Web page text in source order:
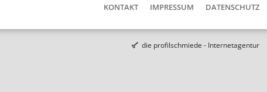
KONTAKT IMPRESSUM DATENSCHUTZ
die profilschmiede - Internetagentur